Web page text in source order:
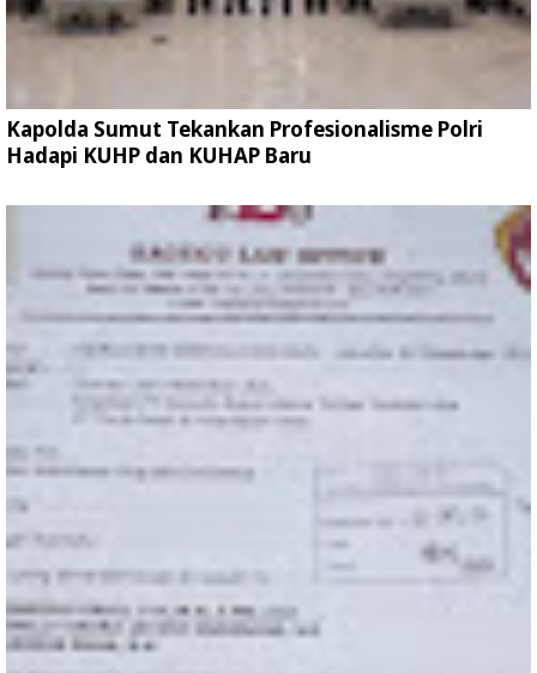
Kapolda Sumut Tekankan Profesionalisme Polri
Hadapi KUHP dan KUHAP Baru